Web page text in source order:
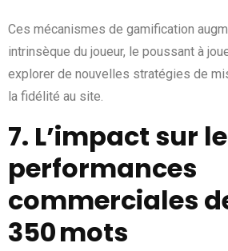
Ces mécanismes de gamification
intrinsèque du joueur, le poussant à
explorer de nouvelles stratégies de
la fidélité au site.
7. L’impact sur
performances
commerciales
350 mots